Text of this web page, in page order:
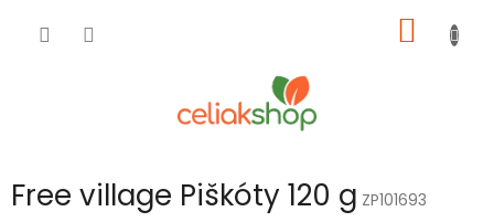
KOŠÍK
Free village Piškóty 120 g ZP101693